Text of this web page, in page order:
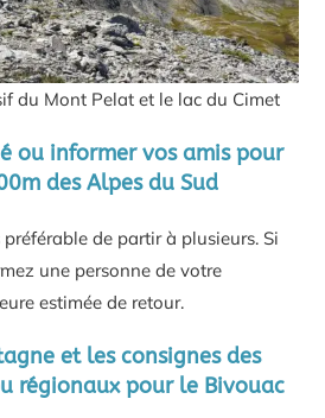
du Mont Pelat et le lac du Cimet
ou informer vos amis pour
des Alpes du Sud
de partir à plusieurs. Si
une personne de votre
estimée de retour.
et les consignes des
régionaux pour le Bivouac